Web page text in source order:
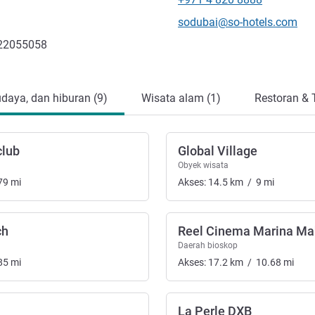
Telepon
Email kontak
sodubai@so-hotels.com
dan hiburan (9) Wisata alam (1) Restoran &
dan hiburan
mi
mi
Global Village
Obyek wisata
Akses: 14.5 km / 9 mi
Reel Cinema Marina Mall
Daerah bioskop
Akses: 17.2 km / 10.68 mi
La Perle DXB